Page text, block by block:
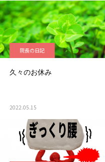
院長の日記
久々のお休み
2022.05.15